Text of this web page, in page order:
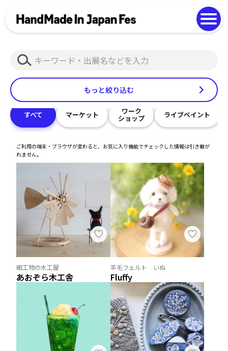
Photo Gallery
もっと絞り込む
検
索
すべて マーケット ワーク
ショップ ライブペイント
ご利用の端末・ブラウザが変わると、お気に入り機能でチェックした情報は引き継が
れません。
細工物の木工屋
あおぞら木工舎
羊毛フェルト いぬ
Fluffy